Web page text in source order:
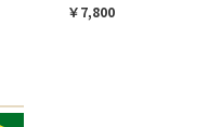
￥7,800